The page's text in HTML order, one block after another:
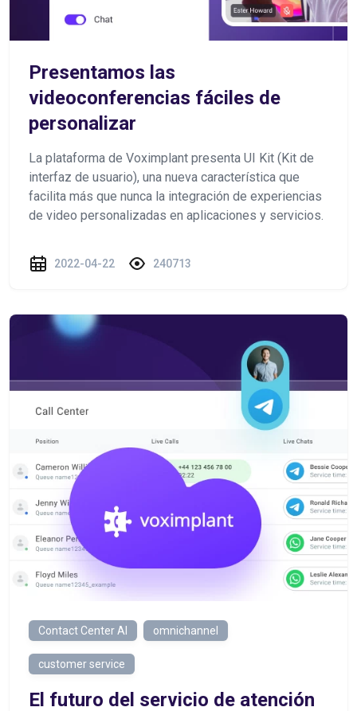
Presentamos las
videoconferencias fáciles de
personalizar
La plataforma de Voximplant presenta UI Kit (Kit de
interfaz de usuario), una nueva característica que
facilita más que nunca la integración de experiencias
de video personalizadas en aplicaciones y servicios.
2022-04-22 240713
Contact Center AI omnichannel
customer service
El futuro del servicio de atención